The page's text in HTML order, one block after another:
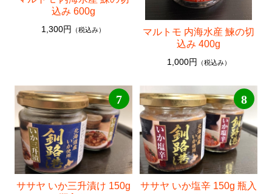
込み 600g
1,300円 （税込み）
マルトモ 内海水産 鰊の切
込み 400g
1,000円 （税込み）
7
ササヤ いか三升漬け 150g
8
ササヤ いか塩辛 150g 瓶入